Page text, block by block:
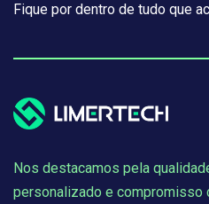
Fique por dentro de tudo que
Nos destacamos pela
personalizado e compromisso